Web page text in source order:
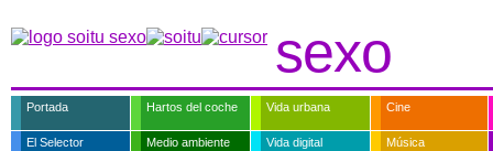
sexo
Portada Hartos del coche Vida urbana Cine
El Selector Medio ambiente Vida digital Música